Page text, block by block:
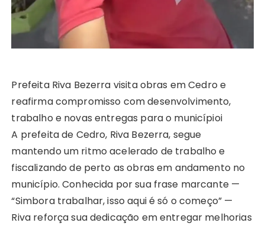
Prefeita Riva Bezerra visita obras em Cedro e
reafirma compromisso com desenvolvimento,
trabalho e novas entregas para o municípioi
A prefeita de Cedro, Riva Bezerra, segue
mantendo um ritmo acelerado de trabalho e
fiscalizando de perto as obras em andamento no
município. Conhecida por sua frase marcante —
“Simbora trabalhar, isso aqui é só o começo” —
Riva reforça sua dedicação em entregar melhorias